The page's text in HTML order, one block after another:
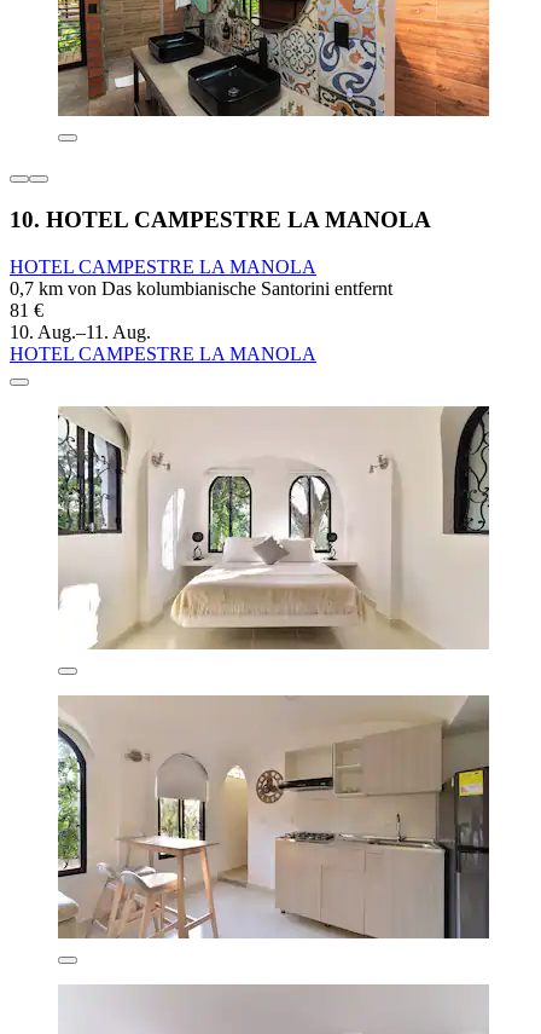
10. HOTEL CAMPESTRE LA MANOLA
HOTEL CAMPESTRE LA MANOLA
0,7 km von Das kolumbianische Santorini entfernt
81 €
10. Aug.–11. Aug.
HOTEL CAMPESTRE LA MANOLA